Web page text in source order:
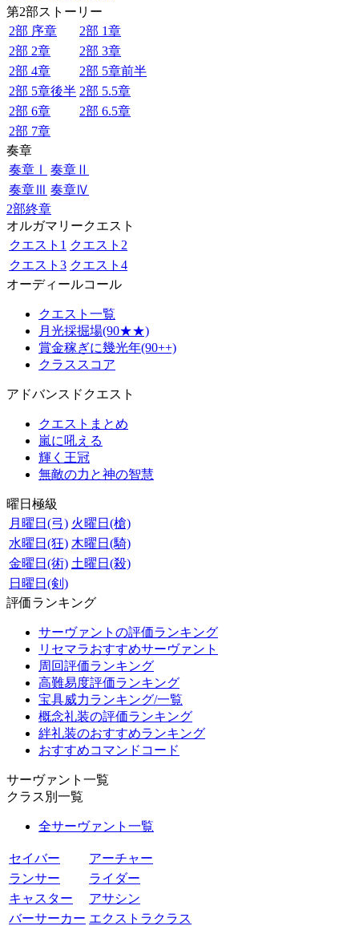
第2部ストーリー
2部 序章
2部 1章
2部 2章
2部 3章
2部 4章
2部 5章前半
2部 5章後半 2部 5.5章
2部 6章
2部 6.5章
2部 7章
奏章
奏章Ⅰ
奏章Ⅱ
奏章Ⅲ 奏章Ⅳ
2部終章
オルガマリークエスト
クエスト1 クエスト2
クエスト3 クエスト4
オーディールコール
クエスト一覧
月光採掘場(90★★)
賞金稼ぎに幾光年(90++)
クラススコア
アドバンスドクエスト
クエストまとめ
嵐に吼える
輝く王冠
無敵の力と神の智慧
曜日極級
月曜日(弓) 火曜日(槍)
水曜日(狂) 木曜日(騎)
金曜日(術) 土曜日(殺)
日曜日(剣)
評価ランキング
サーヴァントの評価ランキング
リセマラおすすめサーヴァント
周回評価ランキング
高難易度評価ランキング
宝具威力ランキング/一覧
概念礼装の評価ランキング
絆礼装のおすすめランキング
おすすめコマンドコード
サーヴァント一覧
クラス別一覧
全サーヴァント一覧
セイバー
アーチャー
ランサー
ライダー
キャスター
アサシン
バーサーカー エクストラクラス